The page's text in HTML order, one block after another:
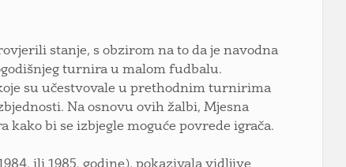
stanje, s obzirom na to da je navodna
turnira u malom fudbalu.
su učestvovale u prethodnim turnirima
Na osnovu ovih žalbi, Mjesna
kako bi se izbjegle moguće povrede igrača.
ili 1985. godine), pokazivala vidljive